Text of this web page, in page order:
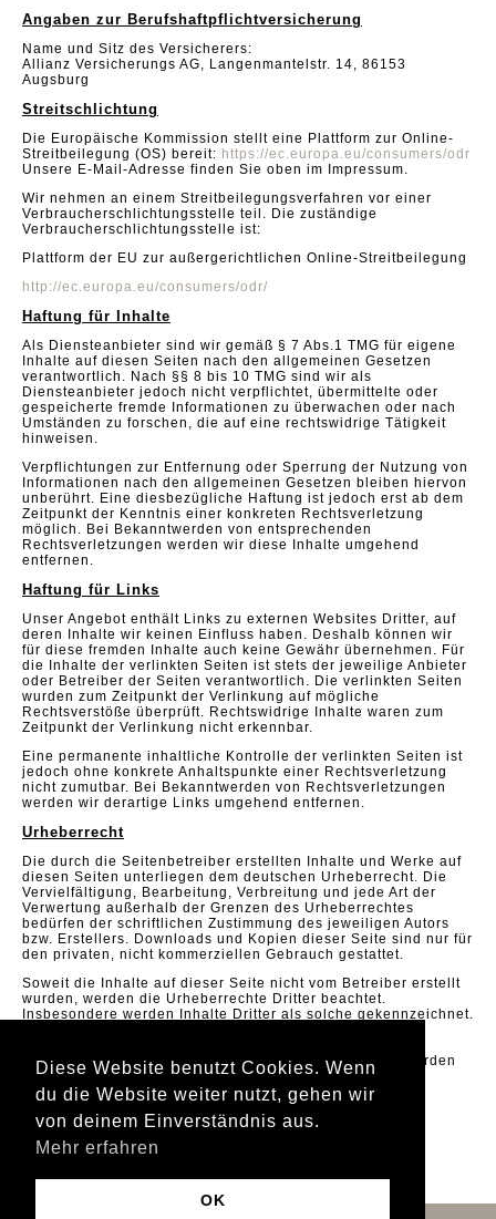
Diese Website benutzt Cookies. Wenn
du die Website weiter nutzt, gehen wir
von deinem Einverständnis aus.
Mehr erfahren
OK
Angaben zur Berufshaftpflichtversicherung
Name und Sitz des Versicherers:
Allianz Versicherungs AG, Langenmantelstr. 14, 86153
Augsburg
Streitschlichtung
Die Europäische Kommission stellt eine Plattform zur Online-
Streitbeilegung (OS) bereit: https://ec.europa.eu/consumers/odr
Unsere E-Mail-Adresse finden Sie oben im Impressum.
Wir nehmen an einem Streitbeilegungsverfahren vor einer
Verbraucherschlichtungsstelle teil. Die zuständige
Verbraucherschlichtungsstelle ist:
Plattform der EU zur außergerichtlichen Online-Streitbeilegung
http://ec.europa.eu/consumers/odr/
Haftung für Inhalte
Als Diensteanbieter sind wir gemäß § 7 Abs.1 TMG für eigene
Inhalte auf diesen Seiten nach den allgemeinen Gesetzen
verantwortlich. Nach §§ 8 bis 10 TMG sind wir als
Diensteanbieter jedoch nicht verpflichtet, übermittelte oder
gespeicherte fremde Informationen zu überwachen oder nach
Umständen zu forschen, die auf eine rechtswidrige Tätigkeit
hinweisen.
Verpflichtungen zur Entfernung oder Sperrung der Nutzung von
Informationen nach den allgemeinen Gesetzen bleiben hiervon
unberührt. Eine diesbezügliche Haftung ist jedoch erst ab dem
Zeitpunkt der Kenntnis einer konkreten Rechtsverletzung
möglich. Bei Bekanntwerden von entsprechenden
Rechtsverletzungen werden wir diese Inhalte umgehend
entfernen.
Haftung für Links
Unser Angebot enthält Links zu externen Websites Dritter, auf
deren Inhalte wir keinen Einfluss haben. Deshalb können wir
für diese fremden Inhalte auch keine Gewähr übernehmen. Für
die Inhalte der verlinkten Seiten ist stets der jeweilige Anbieter
oder Betreiber der Seiten verantwortlich. Die verlinkten Seiten
wurden zum Zeitpunkt der Verlinkung auf mögliche
Rechtsverstöße überprüft. Rechtswidrige Inhalte waren zum
Zeitpunkt der Verlinkung nicht erkennbar.
Eine permanente inhaltliche Kontrolle der verlinkten Seiten ist
jedoch ohne konkrete Anhaltspunkte einer Rechtsverletzung
nicht zumutbar. Bei Bekanntwerden von Rechtsverletzungen
werden wir derartige Links umgehend entfernen.
Urheberrecht
Die durch die Seitenbetreiber erstellten Inhalte und Werke auf
diesen Seiten unterliegen dem deutschen Urheberrecht. Die
Vervielfältigung, Bearbeitung, Verbreitung und jede Art der
Verwertung außerhalb der Grenzen des Urheberrechtes
bedürfen der schriftlichen Zustimmung des jeweiligen Autors
bzw. Erstellers. Downloads und Kopien dieser Seite sind nur für
den privaten, nicht kommerziellen Gebrauch gestattet.
Soweit die Inhalte auf dieser Seite nicht vom Betreiber erstellt
wurden, werden die Urheberrechte Dritter beachtet.
Insbesondere werden Inhalte Dritter als solche gekennzeichnet.
Hinweis. Bei Bekanntwerden von Rechtsverletzungen werden
wir derartige Inhalte umgehend entfernen.
Quelle: eRecht24